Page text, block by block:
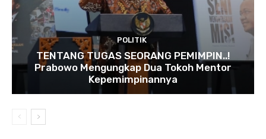
POLITIK
TENTANG TUGAS SEORANG PEMIMPIN..!
Prabowo Mengungkap Dua Tokoh Mentor
Kepemimpinannya